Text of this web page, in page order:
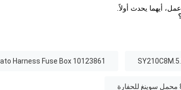
10123861 Excavato Harness Fuse Box